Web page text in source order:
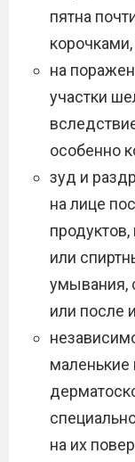
пятна
на
участки
особенно
зуд и
на лице
или
умывания,
или после
маленькие
на их